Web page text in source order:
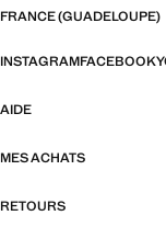
FRANCE (GUADELOUPE)
INSTAGRAMFACEBOOK
AIDE
MES ACHATS
RETOURS